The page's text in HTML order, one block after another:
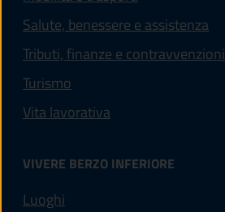
Salute, benessere e assistenza
Tributi, finanze e contravvenzioni
Turismo
Vita lavorativa
VIVERE BERZO INFERIORE
Luoghi